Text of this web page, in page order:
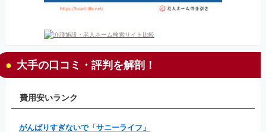
大手の口コミ・評判を解剖！
費用安いランク
がんばりすぎないで「サニーライフ」